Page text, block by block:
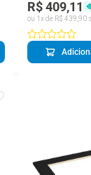
Branco
R$ 409,11
ou 1 x de R$ 439 90